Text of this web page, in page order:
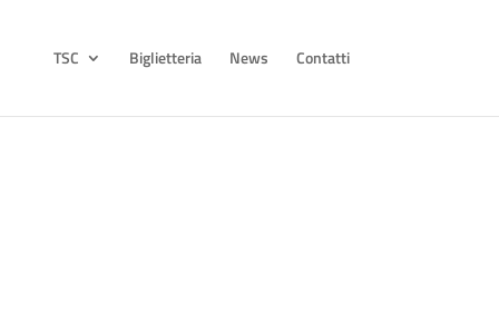
TSC Biglietteria News Contatti